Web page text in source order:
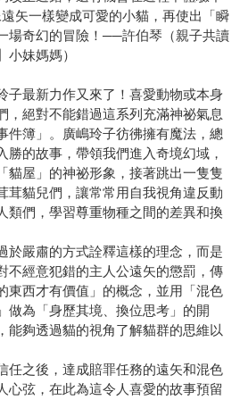
矢一樣變成可愛的小貓，再使出「瞬
場奇幻的冒險！──許伯琴（親子共讀
妹媽媽）
子最新力作又來了！喜愛動物或本身
，絕對不能錯過這系列充滿神祕氣息
件簿」。廣嶋玲子彷彿擁有魔法，總
勝的故事，帶領我們進入奇境幻域，
貓屋」的神祕形象，接著跳出一隻隻
茸貓兒們，讓常常用自我視角違反動
類們，學習尊重物種之間的差異和換
於嚴肅的方式詮釋這樣的理念，而是
不經意犯錯的主人公遠矢的懲罰，傳
東西才有價值」的概念，並用「混色
為「身歷其境、換位思考」的開
能夠透過貓的視角了解貓群的思維以
任之後，達成賠罪任務的遠矢和混色
心弦，在此為這令人喜愛的故事預留